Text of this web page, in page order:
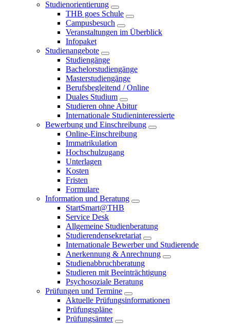
Studienorientierung
THB goes Schule
Campusbesuch
Veranstaltungen im Überblick
Infopaket
Studienangebote
Studiengänge
Bachelorstudiengänge
Masterstudiengänge
Berufsbegleitend / Online
Duales Studium
Studieren ohne Abitur
Internationale Studieninteressierte
Bewerbung und Einschreibung
Online-Einschreibung
Immatrikulation
Hochschulzugang
Unterlagen
Kosten
Fristen
Formulare
Information und Beratung
StartSmart@THB
Service Desk
Allgemeine Studienberatung
Studierendensekretariat
Internationale Bewerber und Studierende
Anerkennung & Anrechnung
Studienabbruchberatung
Studieren mit Beeinträchtigung
Psychosoziale Beratung
Prüfungen und Termine
Aktuelle Prüfungsinformationen
Prüfungspläne
Prüfungsämter